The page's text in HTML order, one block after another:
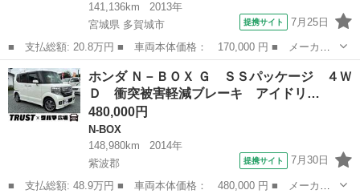
141,136km
2013年
宮城県 多賀城市
提携サイト 7月25日
■ 支払総額: 20.8万円 ■ 車両本体価格： 170,000 円 ■ メーカー
名： ホンダ ■ 車種名： Ｎ－ＢＯＸ ■ グレード名： Ｇ・Ｌパ
ッケージ スマートキーオートエアコン片側パワスラ電動格納ミラー
ＡＢＳエアバ...
宮城 多賀城市 N-BOX
ホンダ Ｎ－ＢＯＸ Ｇ ＳＳパッケージ ４Ｗ
Ｄ 衝突被害軽減ブレーキ アイドリ…
480,000円
N-BOX
148,980km
2014年
紫波郡
提携サイト 7月30日
■ 支払総額: 48.9万円 ■ 車両本体価格： 480,000 円 ■ メーカー